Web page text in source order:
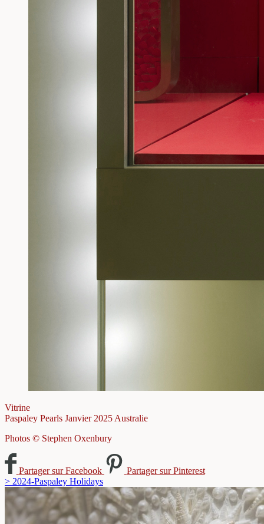
Vitrine
Paspaley Pearls Janvier 2025 Australie
Photos © Stephen Oxenbury
Partager sur Facebook
Partager sur Pinterest
> 2024-Paspaley Holidays